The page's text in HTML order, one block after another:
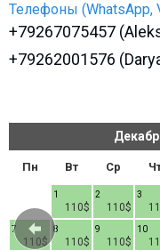
Телефоны (WhatsApp,
+79267075457
+79262001576
Пн Вт Ср
110$
1
110$
2 3
110$
7
110$
8
110$
9 10